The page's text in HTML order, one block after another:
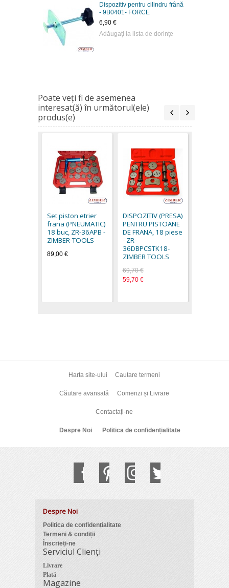
Dispozitiv pentru cilindru frână
- 9B0401- FORCE
6,90 €
Adăugaţi la lista de dorinţe
Poate veţi fi de asemenea
interesat(ă) în următorul(ele)
produs(e)
Set piston etrier
frana (PNEUMATIC)
18 buc, ZR-36APB -
ZIMBER-TOOLS
89,00 €
DISPOZITIV (PRESA)
PENTRU PISTOANE
DE FRANA, 18 piese
- ZR-
36DBPCSTK18-
ZIMBER TOOLS
69,70 €
59,70 €
Harta site-ului Cautare termeni
Căutare avansată Comenzi și Livrare
Contactați-ne
Despre Noi Politica de confidențialitate
Despre Noi
Politica de confidențialitate
Termeni & condiții
Înscrieți-ne
Serviciul Clienți
Livrare
Plată
Magazine